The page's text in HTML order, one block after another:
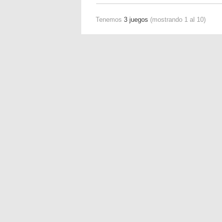
Tenemos 3 juegos (mostrando 1 al 10)